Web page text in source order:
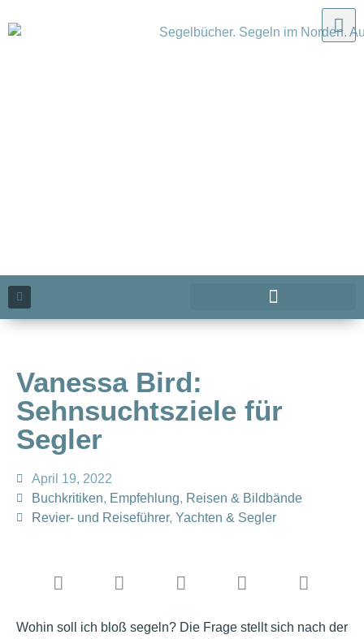
Vanessa Bird:
Sehnsuchtsziele für
Segler
April 19, 2022
Buchkritiken, Empfehlung, Reisen & Bildbände
Revier- und Reiseführer, Yachten & Segler
Wohin soll ich bloß segeln? Die Frage stellt sich nach der